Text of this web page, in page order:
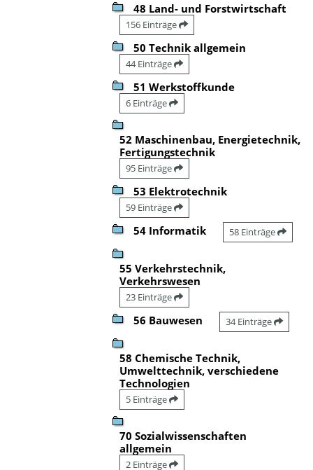
48 Land- und Forstwirtschaft
156 Einträge
50 Technik allgemein
44 Einträge
51 Werkstoffkunde
6 Einträge
52 Maschinenbau, Energietechnik,
Fertigungstechnik
95 Einträge
53 Elektrotechnik
59 Einträge
54 Informatik 58 Einträge
55 Verkehrstechnik,
Verkehrswesen
23 Einträge
56 Bauwesen 34 Einträge
58 Chemische Technik,
Umwelttechnik, verschiedene
Technologien
5 Einträge
70 Sozialwissenschaften
allgemein
2 Einträge